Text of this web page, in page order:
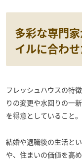
多彩な専門
イルに合わ
フレッシュハウスの特
りの変更や水回りの一
を得意としていること。
結婚や退職後の生活と
や、住まいの価値を高